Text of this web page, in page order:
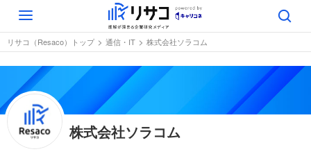
Toggle
navigation
リサコ（Resaco）トップ 通信・IT 株式会社ソラコム
株式会社ソラコム